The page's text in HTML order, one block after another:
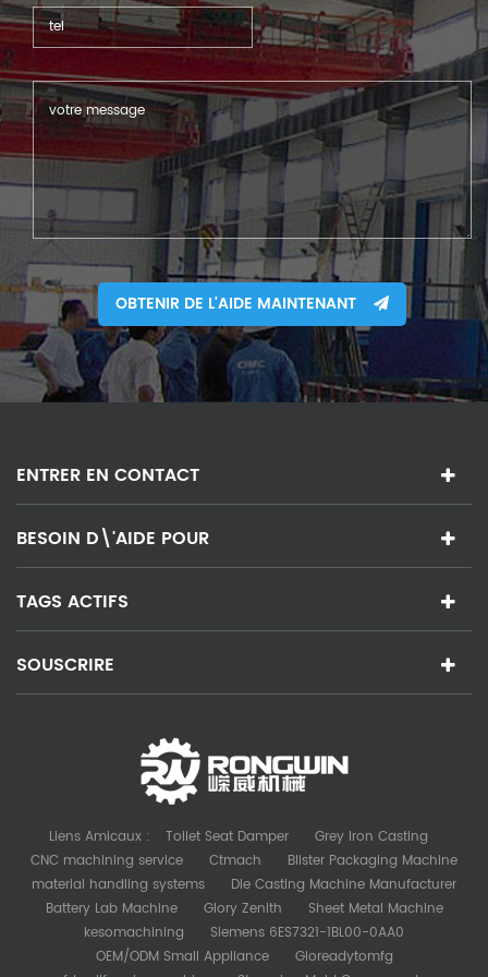
OBTENIR DE L'AIDE MAINTENANT
ENTRER EN CONTACT
BESOIN D\'AIDE POUR
TAGS ACTIFS
SOUSCRIRE
Liens Amicaux : Toilet Seat Damper
Grey Iron Casting
CNC machining service
Ctmach
Blister Packaging Machine
material handling systems
Die Casting Machine Manufacturer
Battery Lab Machine
Glory Zenith
Sheet Metal Machine
kesomachining
Siemens 6ES7321-1BL00-0AA0
OEM/ODM Small Appliance
Gloreadytomfg